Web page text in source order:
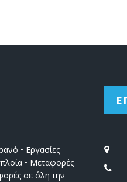
• Εργασίες
• Μεταφορές
σε όλη την